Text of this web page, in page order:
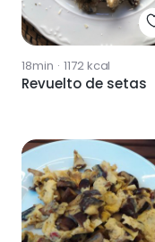
18min · 1172kcal
Revuelto de setas